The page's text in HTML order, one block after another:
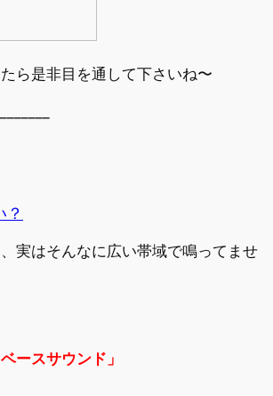
ら是非目を通して下さいね〜
実はそんなに広い帯域で鳴ってませ
ースサウンド」